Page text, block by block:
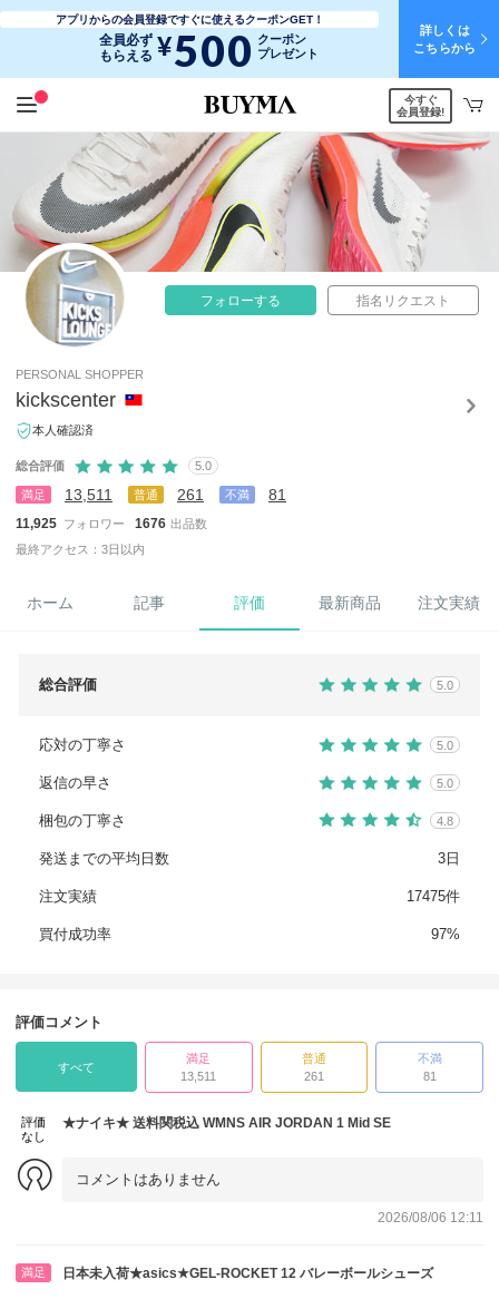
アプリからの会員登録ですぐに使えるクーポンGET！
全員必ず
もらえる ¥500 クーポン
プレゼント
詳しくは
こちらから
今すぐ
会員登録!
フォローする 指名リクエスト
PERSONAL SHOPPER
kickscenter
本人確認済
総合評価 5.0
満足 13,511 普通 261 不満 81
11,925 フォロワー 1676 出品数
最終アクセス：3日以内
ホーム 記事 評価 最新商品 注文実績
総合評価 5.0
応対の丁寧さ 5.0
返信の早さ 5.0
梱包の丁寧さ 4.8
発送までの平均日数 3日
注文実績 17475件
買付成功率 97%
評価コメント
すべて
満足
13,511
普通
261
不満
81
評価
なし
★ナイキ★ 送料関税込 WMNS AIR JORDAN 1 Mid SE
コメントはありません
2026/08/06 12:11
満足 日本未入荷★asics★GEL-ROCKET 12 バレーボールシューズ